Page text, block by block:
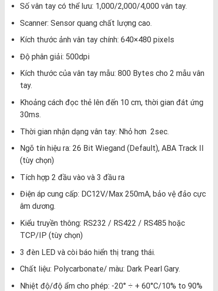
Số vân tay có thể lưu: 1,000/2,000/4,000 vân tay.
Scanner: Sensor quang chất lượng cao.
Kích thước ảnh vân tay chính: 640×480 pixels
Độ phân giải: 500dpi
Kích thước của vân tay mẫu: 800 Bytes cho 2 mẫu vân
tay.
Khoảng cách đọc thẻ lên đến 10 cm, thời gian đát ứng
30ms.
Thời gian nhận dạng vân tay: Nhỏ hơn 2sec.
Ngõ tín hiệu ra: 26 Bit Wiegand (Default), ABA Track II
(tùy chọn)
Tích hợp 2 đầu vào và 3 đầu ra
Điện áp cung cấp: DC12V/Max 250mA, bảo vệ đảo cực
âm dương.
Kiểu truyền thông: RS232 / RS422 / RS485 hoặc
TCP/IP (tùy chọn)
3 đèn LED và còi báo hiển thị trang thái.
Chất liệu: Polycarbonate/ màu: Dark Pearl Gary.
Nhiệt độ/độ ẩm cho phép: -20° ÷ + 60°C/10% to 90%